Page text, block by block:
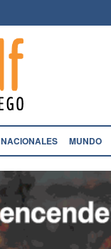
NACIONALES MUNDO